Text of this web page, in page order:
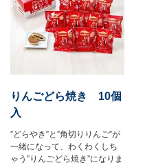
りんごどら焼き 10個
入
”どらやき”と”角切りりんご”が
一緒になって、わくわくしち
ゃう”りんごどら焼き”になりま